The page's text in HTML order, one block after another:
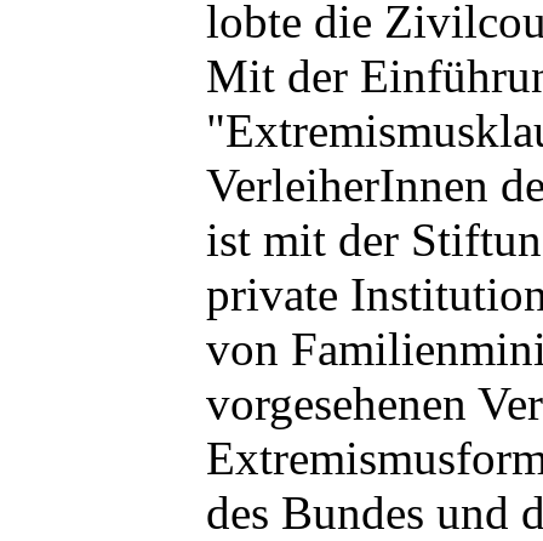
lobte die
Mit der
VerleiherInnen
ist mit der
private
von
vorgesehenen
des Bundes und